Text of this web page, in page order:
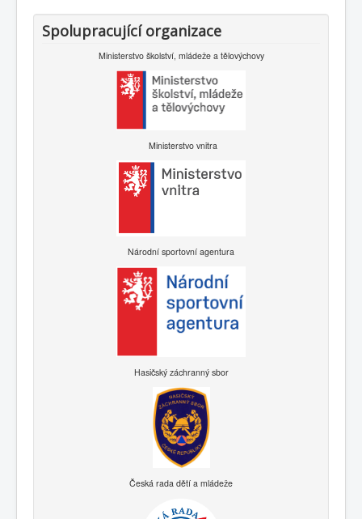
Spolupracující organizace
Ministerstvo školství, mládeže a tělovýchovy
Ministerstvo vnitra
Národní sportovní agentura
Hasičský záchranný sbor
Česká rada dětí a mládeže